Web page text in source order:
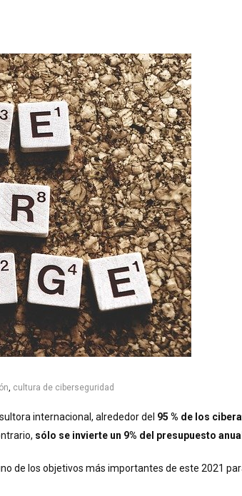
, cultura de ciberseguridad
internacional, alrededor del 95 % de los
sólo se invierte un 9% del presupuesto
de los objetivos más importantes de este 2021